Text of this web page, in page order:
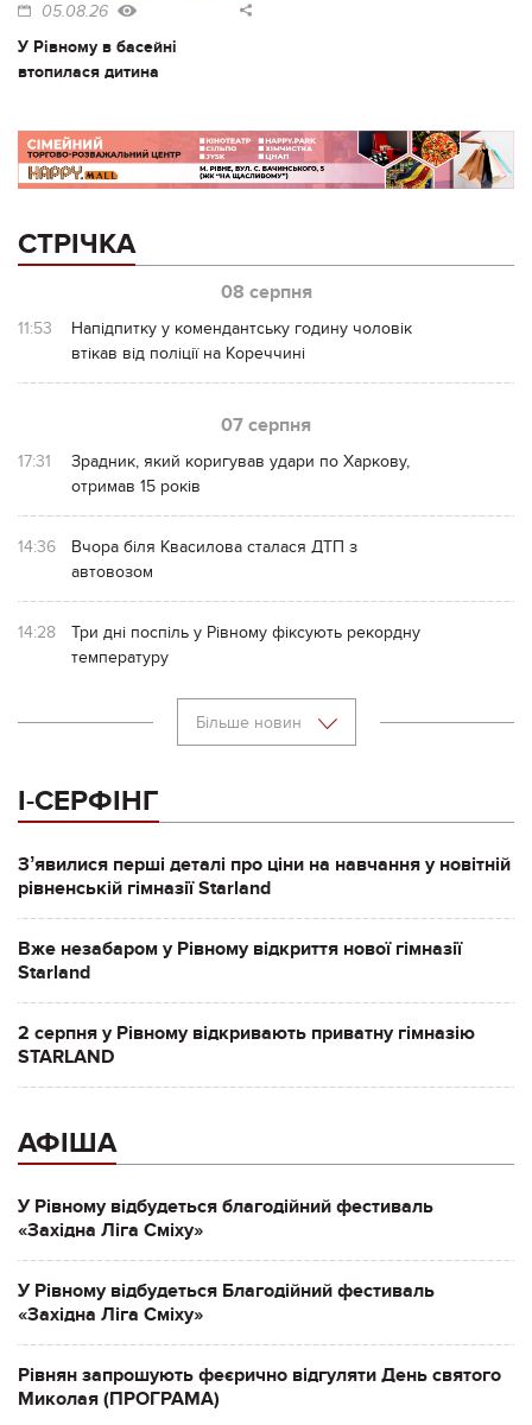
05.08.26
У Рівному в басейні
втопилася дитина
СТРІЧКА
08 серпня
11:53
Напідпитку у комендантську годину чоловік
втікав від поліції на Кореччині
07 серпня
17:31
Зрадник, який коригував удари по Харкову,
отримав 15 років
14:36
Вчора біля Квасилова сталася ДТП з
автовозом
14:28
Три дні поспіль у Рівному фіксують рекордну
температуру
Більше новин
І-СЕРФІНГ
Зʼявилися перші деталі про ціни на навчання у новітній
рівненській гімназії Starland
Вже незабаром у Рівному відкриття нової гімназії
Starland
2 серпня у Рівному відкривають приватну гімназію
STARLAND
АФІША
У Рівному відбудеться благодійний фестиваль
«Західна Ліга Сміху»
У Рівному відбудеться Благодійний фестиваль
«Західна Ліга Сміху»
Рівнян запрошують феєрично відгуляти День святого
Миколая (ПРОГРАМА)